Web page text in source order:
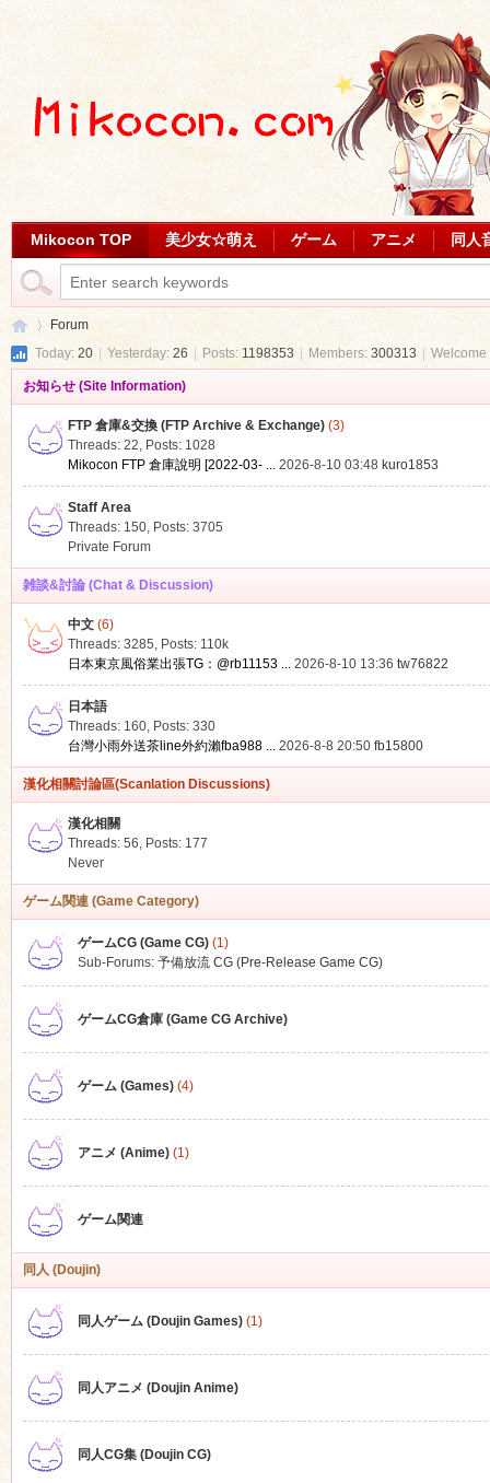
Mikocon TOP 美少女☆萌え ゲーム アニメ 同人
Forum
Today: 20 Yesterday: 26 Posts: 1198353 Members: 300313
お知らせ (Site Information)
FTP 倉庫&交換 (FTP Archive & Exchange)(3)
Threads: 22, Posts: 1028
Mikocon FTP 倉庫說明 [2022-03- ... 2026-8-10 03:48 kuro1853
Staff Area
Threads: 150, Posts: 3705
Private Forum
雑談&討論 (Chat & Discussion)
中文(6)
Threads: 3285, Posts: 110k
日本東京風俗業出張TG：@rb11153 ... 2026-8-10 13:36 tw76822
日本語
Threads: 160, Posts: 330
台灣小雨外送茶line外約瀨fba988 ... 2026-8-8 20:50 fb15800
漢化相關討論區(Scanlation Discussions)
漢化相關
Threads: 56, Posts: 177
Never
ゲーム関連 (Game Category)
ゲームCG (Game CG)(1)
Sub-Forums: 予備放流 CG (Pre-Release Game CG)
ゲームCG倉庫 (Game CG Archive)
ゲーム (Games)(4)
アニメ (Anime)(1)
ゲーム関連
同人 (Doujin)
同人ゲーム (Doujin Games)(1)
同人アニメ (Doujin Anime)
同人CG集 (Doujin CG)